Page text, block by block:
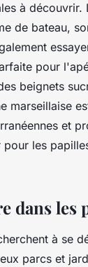
à découvrir.
de bateau,
pour
beignets
marseillaise
et
les
dans les
à se
parcs et